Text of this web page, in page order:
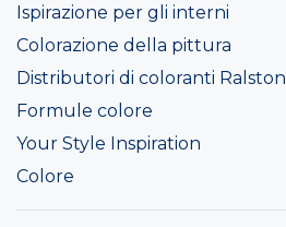
Ispirazione per gli interni
Colorazione della pittura
Distributori di coloranti Ralston
Formule colore
Your Style Inspiration
Colore